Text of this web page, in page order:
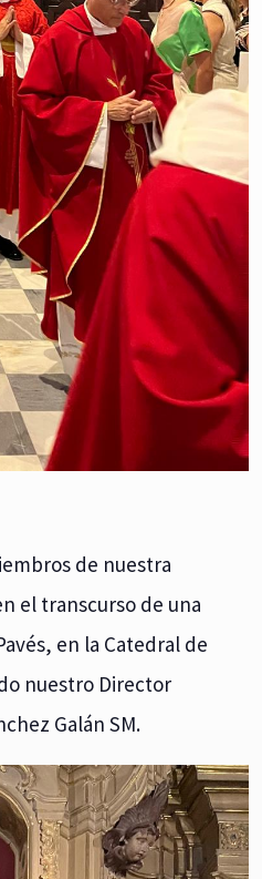
de nuestra
el transcurso de una
en la Catedral de
nuestro Director
Galán SM.